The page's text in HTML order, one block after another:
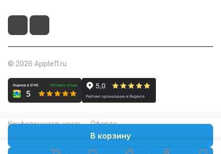
В корзину
© 2026 Apple11.ru
Конфиденциальность Оферта